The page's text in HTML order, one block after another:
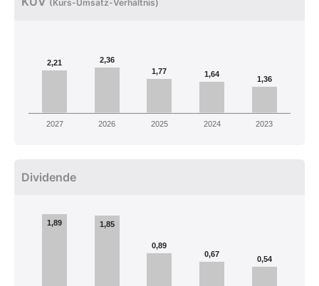
(Kurs-Umsatz-Verhältnis)
2,21
2,36
1,77
1,64
1,36
2027 2026 2025 2024 2023
Dividende
1,89 1,85
0,89
0,67
0,54